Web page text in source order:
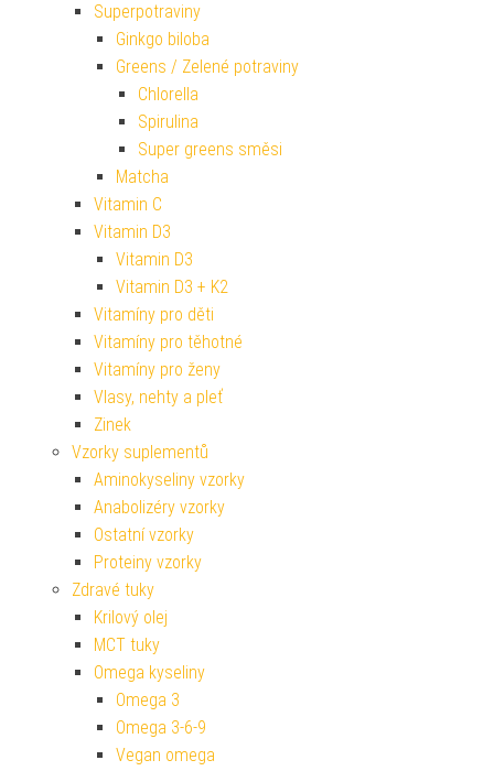
Superpotraviny
Ginkgo biloba
Greens / Zelené potraviny
Chlorella
Spirulina
Super greens směsi
Matcha
Vitamin C
Vitamin D3
Vitamin D3
Vitamin D3 + K2
Vitamíny pro děti
Vitamíny pro těhotné
Vitamíny pro ženy
Vlasy, nehty a pleť
Zinek
Vzorky suplementů
Aminokyseliny vzorky
Anabolizéry vzorky
Ostatní vzorky
Proteiny vzorky
Zdravé tuky
Krilový olej
MCT tuky
Omega kyseliny
Omega 3
Omega 3-6-9
Vegan omega